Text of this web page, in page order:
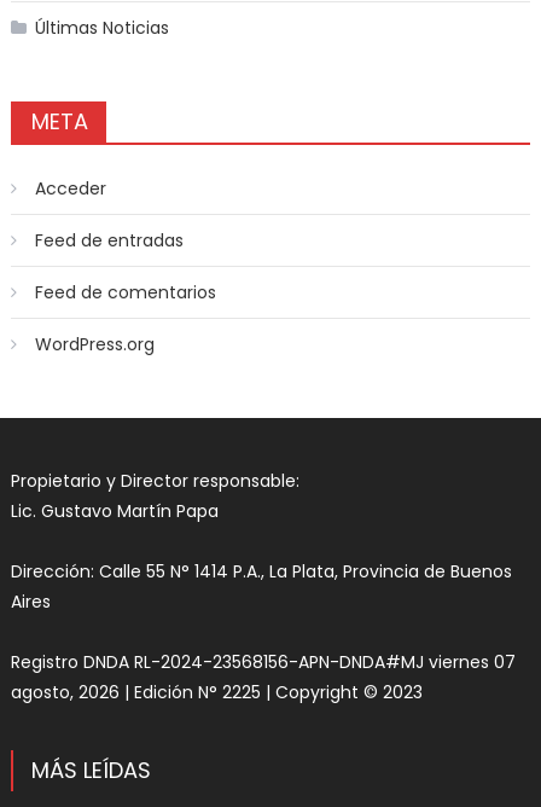
Últimas Noticias
META
Acceder
Feed de entradas
Feed de comentarios
WordPress.org
Propietario y Director responsable:
Lic. Gustavo Martín Papa
Dirección: Calle 55 N° 1414 P.A., La Plata, Provincia de Buenos
Aires
Registro DNDA RL-2024-23568156-APN-DNDA#MJ viernes 07
agosto, 2026 | Edición N° 2225 | Copyright © 2023
MÁS LEÍDAS